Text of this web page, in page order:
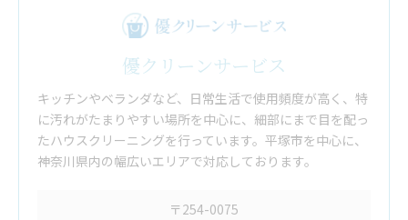
優クリーンサービス
キッチンやベランダなど、日常生活で使用頻度が高く、特
に汚れがたまりやすい場所を中心に、細部にまで目を配っ
たハウスクリーニングを行っています。平塚市を中心に、
神奈川県内の幅広いエリアで対応しております。
〒254-0075